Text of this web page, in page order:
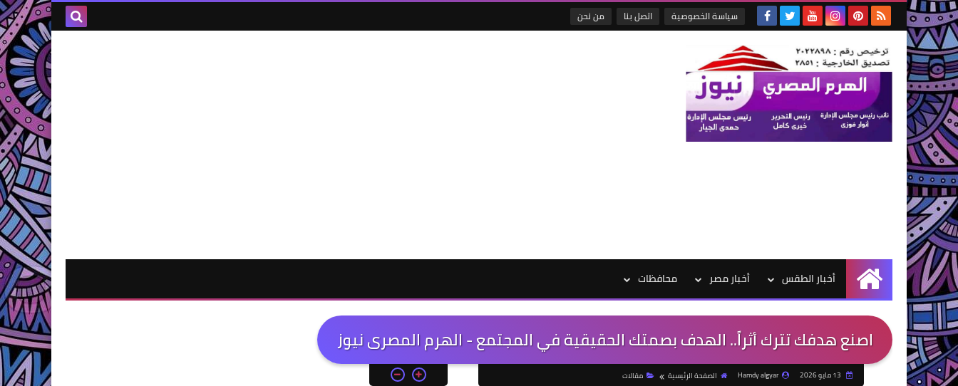
سياسة الخصوصية اتصل بنا من نحن
أخبار الطقس أخبار مصر محافظات
اصنع هدفك تترك أثراً.. الهدف بصمتك الحقيقية في المجتمع - الهرم المصرى نيوز
Hamdy algyar الصفحة الرئيسية مقالات